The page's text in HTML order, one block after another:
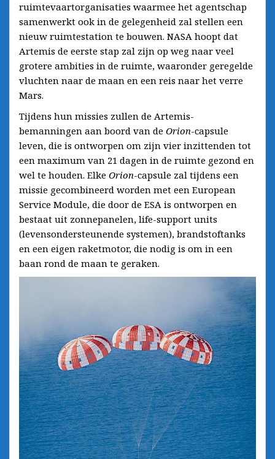
ruimtevaartorganisaties waarmee het agentschap
samenwerkt ook in de gelegenheid zal stellen een
nieuw ruimtestation te bouwen. NASA hoopt dat
Artemis de eerste stap zal zijn op weg naar veel
grotere ambities in de ruimte, waaronder geregelde
vluchten naar de maan en een reis naar het verre
Mars.
Tijdens hun missies zullen de Artemis-
bemanningen aan boord van de Orion-capsule
leven, die is ontworpen om zijn vier inzittenden tot
een maximum van 21 dagen in de ruimte gezond en
wel te houden. Elke Orion-capsule zal tijdens een
missie gecombineerd worden met een European
Service Module, die door de ESA is ontworpen en
bestaat uit zonnepanelen, life-support units
(levensondersteunende systemen), brandstoftanks
en een eigen raketmotor, die nodig is om in een
baan rond de maan te geraken.